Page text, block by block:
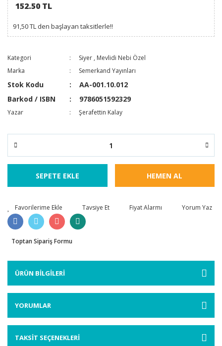
152.50 TL
91,50 TL den başlayan taksitlerle!!
Kategori Siyer , Mevlidi Nebi Özel
Marka
Semerkand Yayınları
Stok Kodu
AA-001.10.012
Barkod / ISBN
9786051592329
Yazar Şerafettin Kalay
SEPETE EKLE HEMEN AL
Tavsiye Et Fiyat Alarmı Yorum Yaz
Toptan Sipariş Formu
ÜRÜN BİLGİLERİ
YORUMLAR
TAKSİT SEÇENEKLERİ